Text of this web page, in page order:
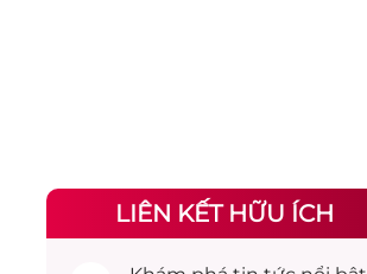
LIÊN KẾT HỮU ÍCH